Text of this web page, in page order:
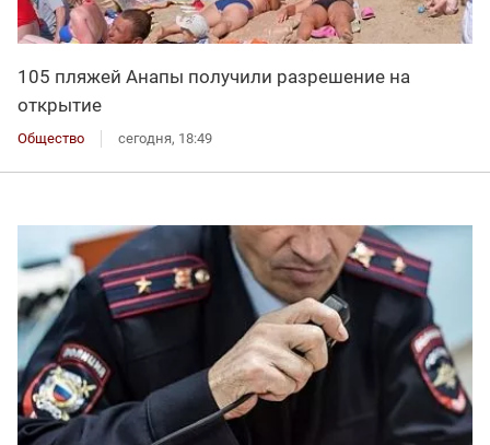
105 пляжей Анапы получили разрешение на
открытие
Общество сегодня, 18:49